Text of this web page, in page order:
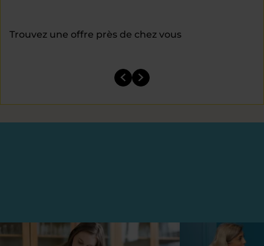
Trouvez une offre près de chez vous